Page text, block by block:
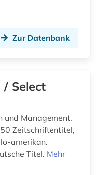
(1)
Zur Datenbank
/ Select
und Management.
Zeitschriftentitel,
amerikan.
Titel. Mehr